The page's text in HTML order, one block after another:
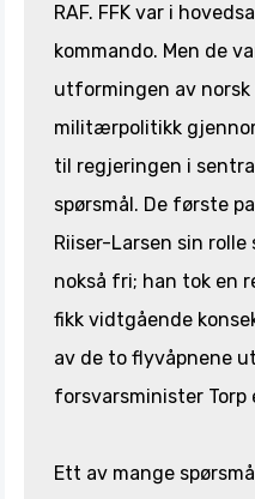
RAF. FFK var i
kommando. Men de
utformingen av
militærpolitikk
til regjeringen i
spørsmål. De første
Riiser-Larsen sin
nokså fri; han tok en
fikk vidtgående
av de to flyvåpnene
forsvarsminister
Ett av mange